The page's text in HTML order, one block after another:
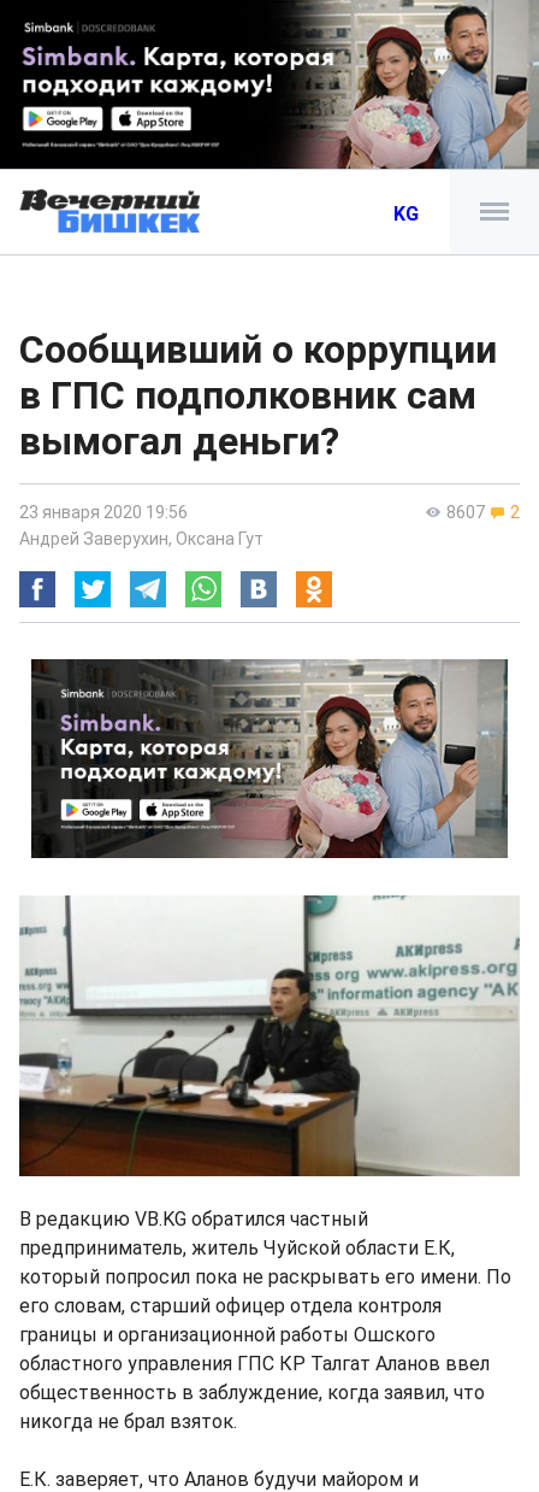
KG
Сообщивший о коррупции
в ГПС подполковник сам
вымогал деньги?
8607 2
23 января 2020 19:56
Андрей Заверухин, Оксана Гут
В редакцию VB.KG обратился частный
предприниматель, житель Чуйской области Е.К,
который попросил пока не раскрывать его имени. По
его словам, старший офицер отдела контроля
границы и организационной работы Ошского
областного управления ГПС КР Талгат Аланов ввел
общественность в заблуждение, когда заявил, что
никогда не брал взяток.
Е.К. заверяет, что Аланов будучи майором и